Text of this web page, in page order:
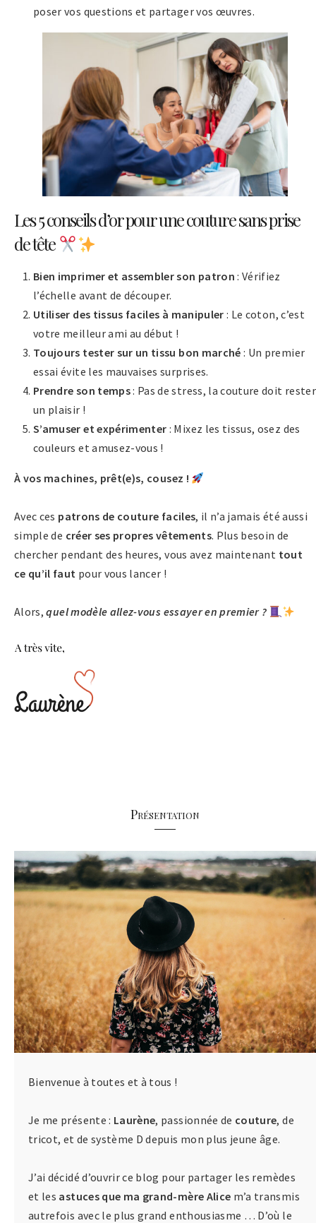
poser vos questions et partager vos œuvres.
Les 5 conseils d’or pour une couture sans prise
de tête
Bien imprimer et assembler son patron : Vérifiez
l’échelle avant de découper.
Utiliser des tissus faciles à manipuler : Le coton, c’est
votre meilleur ami au début !
Toujours tester sur un tissu bon marché : Un premier
essai évite les mauvaises surprises.
Prendre son temps: Pas de stress, la couture doit rester
un plaisir !
S’amuser et expérimenter : Mixez les tissus, osez des
couleurs et amusez-vous !
À vos machines, prêt(e)s, cousez !
Avec ces patrons de couture faciles, il n’a jamais été aussi
simple de créer ses propres vêtements. Plus besoin de
chercher pendant des heures, vous avez maintenant tout
ce qu’il faut pour vous lancer !
Alors,quel modèle allez-vous essayer en premier ?
Présentation
Bienvenue à toutes et à tous !
Je me présente : Laurène, passionnée de couture, de
tricot, et de système D depuis mon plus jeune âge.
J’ai décidé d’ouvrir ce blog pour partager les remèdes
et les astuces que ma grand-mère Alice m’a transmis
autrefois avec le plus grand enthousiasme … D’où le